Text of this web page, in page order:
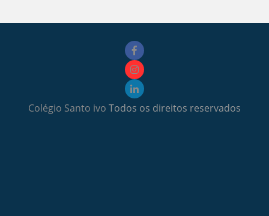
Colégio Santo ivo Todos os direitos reservados